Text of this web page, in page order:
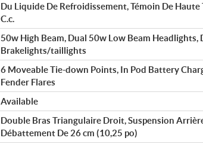
Du Liquide De Refroidissement, Témoin De
C.c.
50w High Beam, Dual 50w Low Beam Headlights,
Brakelights/taillights
6 Moveable Tie-down Points, In Pod Battery
Fender Flares
Available
Double Bras Triangulaire Droit, Suspension
Débattement De 26 cm (10,25 po)